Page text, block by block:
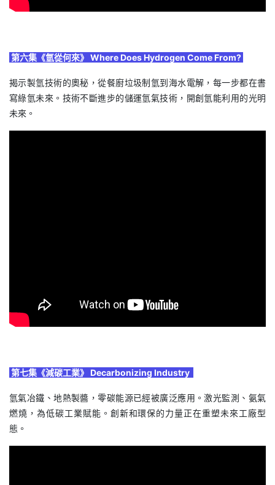
第六集《氫從何來》 Where Does Hydrogen Come From?
揭示製氫技術的奧秘，從餐廚垃圾制氫到海水電解，每一步都在書
寫綠氫未來。技術不斷進步的儲運氫氣技術，開創氫能利用的光明
未來。
第七集《減碳工業》 Decarbonizing Industry
氫氣冶鐵、地熱製醬，零碳能源已經被廣泛應用。激光監測、氨氣
燃燒，為低碳工業賦能。創新和環保的力量正在重塑未來工廠型
態。